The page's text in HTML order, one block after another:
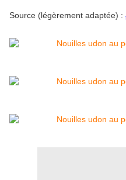
Source (légèrement adaptée) :